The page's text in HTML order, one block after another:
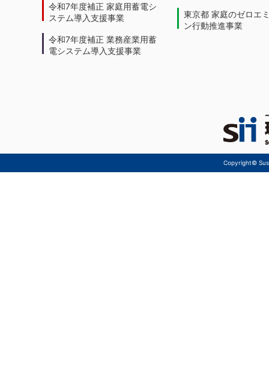
令和7年度補正 家庭用蓄電シ
ステム導入支援事業
令和7年度補正 業務産業用蓄
電システム導入支援事業
東京都 家庭のゼロエ
ン行動推進事業
Copyright©